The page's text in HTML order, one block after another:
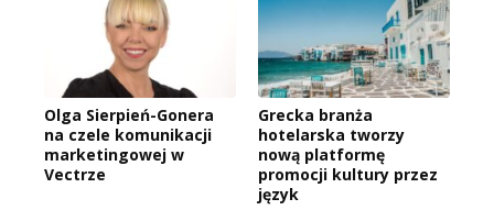
Olga Sierpień-Gonera
na czele komunikacji
marketingowej w
Vectrze
Grecka branża
hotelarska tworzy
nową platformę
promocji kultury przez
język